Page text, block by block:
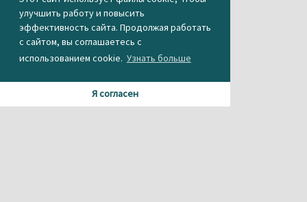
улучшить работу и повысить
эффективность сайта. Продолжая работать
с сайтом, вы соглашаетесь с
использованием cookie. Узнать больше
Я согласен